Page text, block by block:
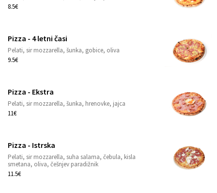
8.5€
Pizza - 4 letni časi
Pelati, sir mozzarella, šunka, gobice, oliva
9.5€
Pizza - Ekstra
Pelati, sir mozzarella, šunka, hrenovke, jajca
11€
Pizza - Istrska
Pelati, sir mozzarella, suha salama, čebula, kisla
smetana, oliva, češnjev paradižnik
11.5€